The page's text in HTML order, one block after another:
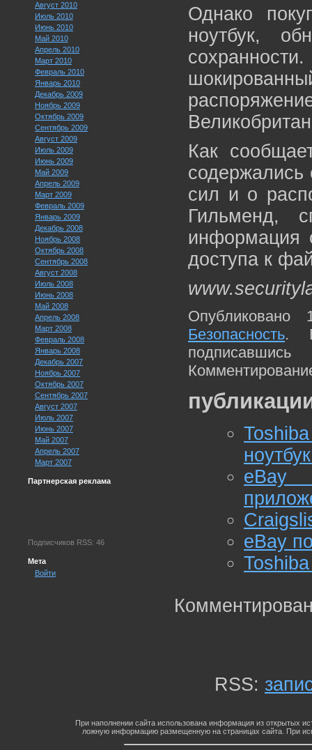
Август 2010
Июль 2010
Июнь 2010
Май 2010
Апрель 2010
Март 2010
Февраль 2010
Январь 2010
Декабрь 2009
Ноябрь 2009
Октябрь 2009
Сентябрь 2009
Август 2009
Июль 2009
Июнь 2009
Май 2009
Апрель 2009
Март 2009
Февраль 2009
Январь 2009
Декабрь 2008
Ноябрь 2008
Октябрь 2008
Сентябрь 2008
Август 2008
Июль 2008
Июнь 2008
Май 2008
Апрель 2008
Март 2008
Февраль 2008
Январь 2008
Декабрь 2007
Ноябрь 2007
Октябрь 2007
Сентябрь 2007
Август 2007
Июль 2007
Июнь 2007
Май 2007
Апрель 2007
Март 2007
Партнерская реклама
Подписчиков RSS: 46
Мета
Войти
Однако
ноутбук,
Как
содержались
сил и о
Гильменд,
информация
доступа к
Безопасность.
eBay
eBay
RSS:
При наполнении сайта использована информация из открытых
ложную информацию размещенную на страницах сайта. При